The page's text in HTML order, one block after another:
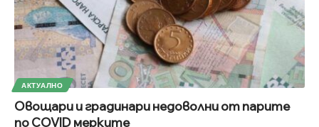
АКТУАЛНО
Овощари и градинари недоволни от парите
по COVID мерките